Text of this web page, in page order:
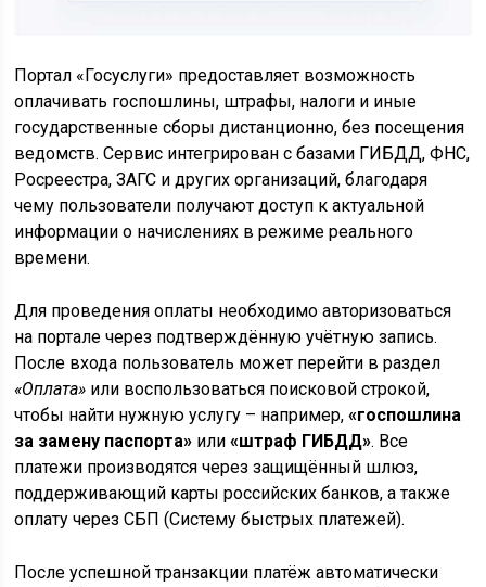
Портал «Госуслуги» предоставляет возможность
оплачивать госпошлины, штрафы, налоги и иные
государственные сборы дистанционно, без посещения
ведомств. Сервис интегрирован с базами ГИБДД, ФНС,
Росреестра, ЗАГС и других организаций, благодаря
чему пользователи получают доступ к актуальной
информации о начислениях в режиме реального
времени.
Для проведения оплаты необходимо авторизоваться
на портале через подтверждённую учётную запись.
После входа пользователь может перейти в раздел
«Оплата» или воспользоваться поисковой строкой,
чтобы найти нужную услугу – например,«госпошлина
за замену паспорта» или«штраф ГИБДД». Все
платежи производятся через защищённый шлюз,
поддерживающий карты российских банков, а также
оплату через СБП (Систему быстрых платежей).
После успешной транзакции платёж автоматически